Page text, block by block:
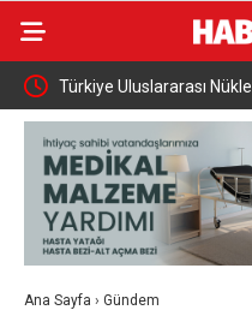
çift Türkiye Uluslararası
Altın Madalya Kazandı
Ana Sayfa › Gündem